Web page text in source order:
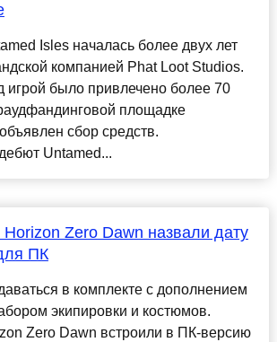
Isles началась более двух лет
компанией Phat Loot Studios.
игрой было привлечено более 70
площадке
сбор средств.
Untamed...
Horizon Zero Dawn назвали дату
ПК
в комплекте с дополнением
экипировки и костюмов.
Zero Dawn встроили в ПК-версию